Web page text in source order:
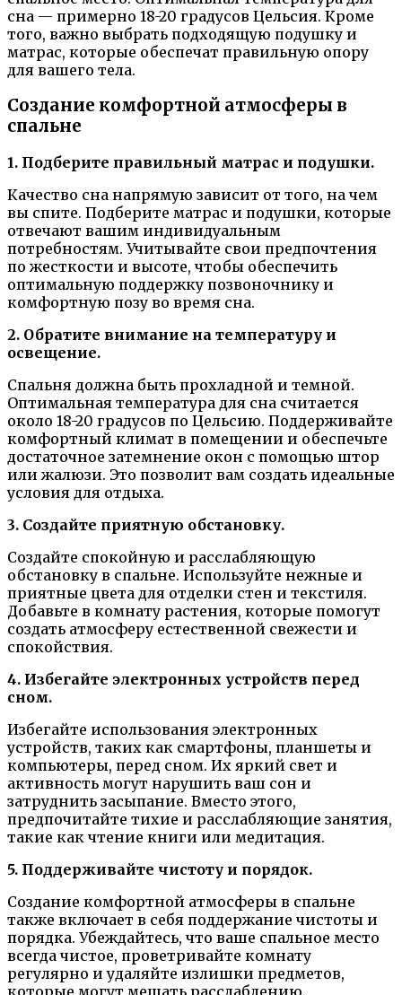
сна — примерно 18-20 градусов Цельсия. Кроме
того, важно выбрать подходящую подушку и
матрас, которые обеспечат правильную опору
для вашего тела.
Создание комфортной атмосферы в
спальне
1. Подберите правильный матрас и подушки.
Качество сна напрямую зависит от того, на чем
вы спите. Подберите матрас и подушки, которые
отвечают вашим индивидуальным
потребностям. Учитывайте свои предпочтения
по жесткости и высоте, чтобы обеспечить
оптимальную поддержку позвоночнику и
комфортную позу во время сна.
2. Обратите внимание на температуру и
освещение.
Спальня должна быть прохладной и темной.
Оптимальная температура для сна считается
около 18-20 градусов по Цельсию. Поддерживайте
комфортный климат в помещении и обеспечьте
достаточное затемнение окон с помощью штор
или жалюзи. Это позволит вам создать идеальные
условия для отдыха.
3. Создайте приятную обстановку.
Создайте спокойную и расслабляющую
обстановку в спальне. Используйте нежные и
приятные цвета для отделки стен и текстиля.
Добавьте в комнату растения, которые помогут
создать атмосферу естественной свежести и
спокойствия.
4. Избегайте электронных устройств перед
сном.
Избегайте использования электронных
устройств, таких как смартфоны, планшеты и
компьютеры, перед сном. Их яркий свет и
активность могут нарушить ваш сон и
затруднить засыпание. Вместо этого,
предпочитайте тихие и расслабляющие занятия,
такие как чтение книги или медитация.
5. Поддерживайте чистоту и порядок.
Создание комфортной атмосферы в спальне
также включает в себя поддержание чистоты и
порядка. Убеждайтесь, что ваше спальное место
всегда чистое, проветривайте комнату
регулярно и удаляйте излишки предметов,
которые могут мешать расслаблению.